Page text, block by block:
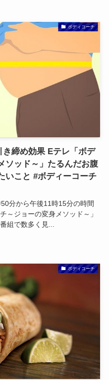
ボディコーチ
締め効果 Eテレ「ボデ
ソッド～」たるんだお腹
いこと #ボディーコーチ
分から午後11時15分の時間
～ジョーの変身メソッド～」
組で数多く見...
ボディコーチ